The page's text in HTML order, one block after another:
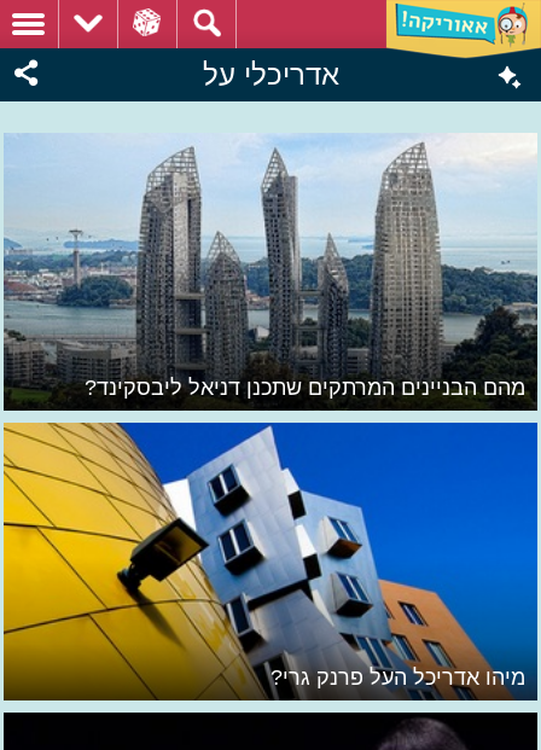
אדריכלי על
מהם הבניינים המרתקים שתכנן דניאל ליבסקינד?
מיהו אדריכל העל פרנק גרי?